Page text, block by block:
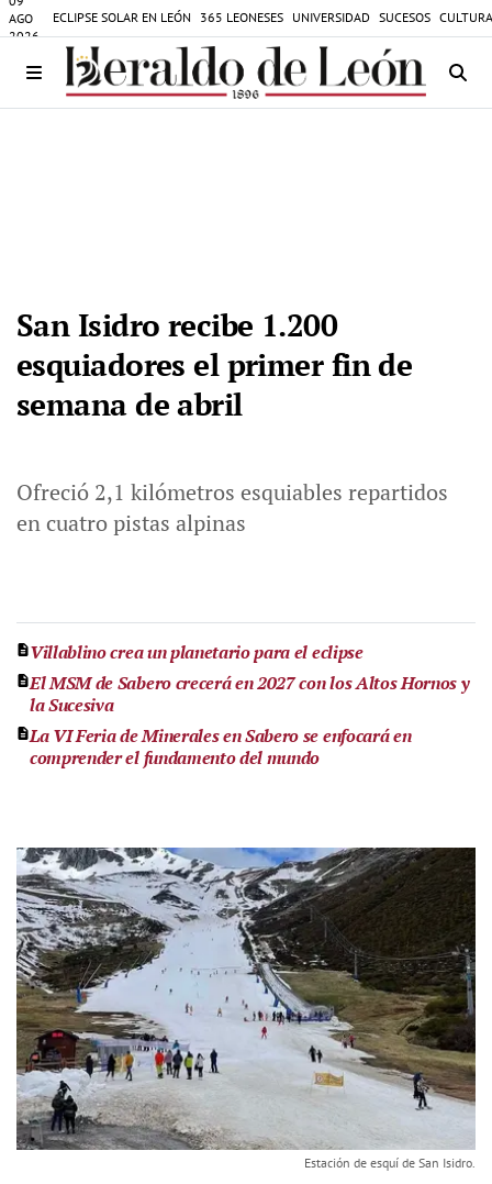
AGO
2026
ECLIPSE SOLAR EN LEÓN 365 LEONESES UNIVERSIDAD SUCESOS
San Isidro recibe 1.200
esquiadores el primer fin de
semana de abril
Ofreció 2,1 kilómetros esquiables repartidos
en cuatro pistas alpinas
Villablino crea un planetario para el eclipse
El MSM de Sabero crecerá en 2027 con los Altos Hornos y
la Sucesiva
La VI Feria de Minerales en Sabero se enfocará en
comprender el fundamento del mundo
Estación de esquí de San Isidro.